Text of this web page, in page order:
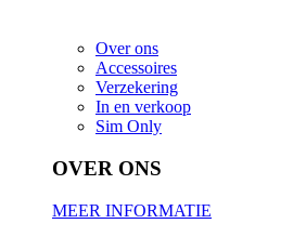
Over ons
Accessoires
Verzekering
In en verkoop
Sim Only
OVER ONS
MEER INFORMATIE